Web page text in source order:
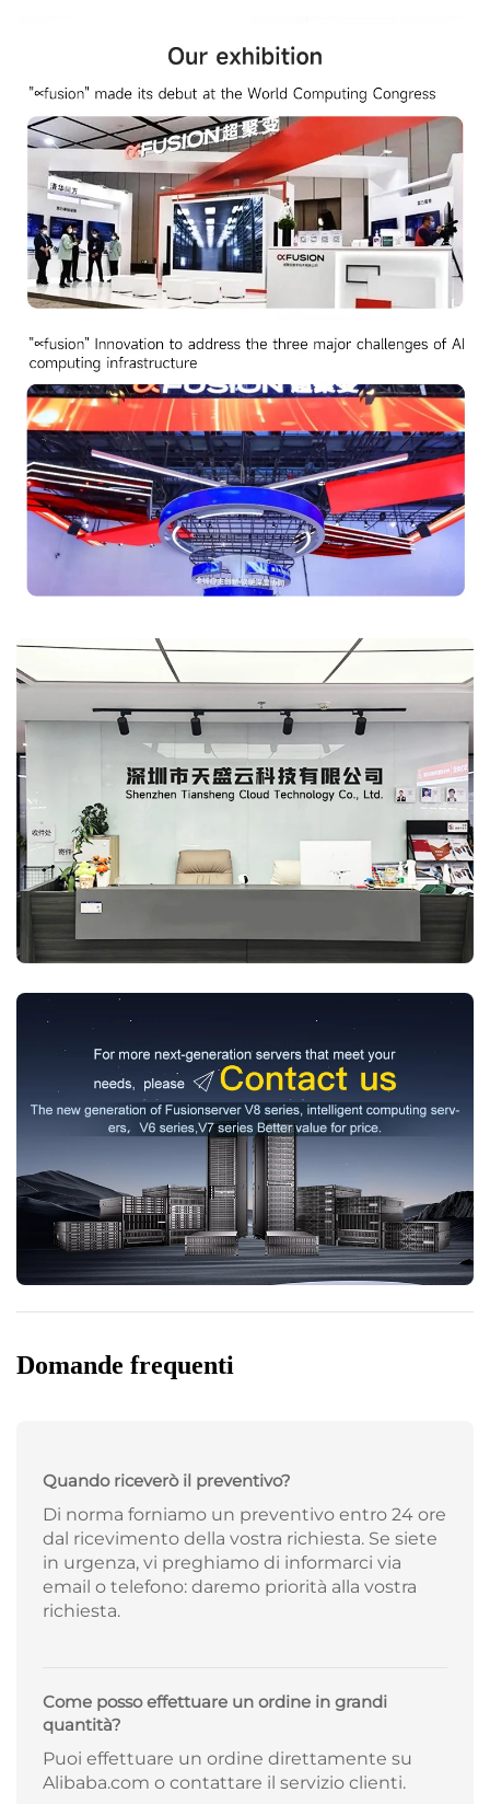
Domande frequenti
Quando riceverò il preventivo?
Di norma forniamo un preventivo entro 24 ore
dal ricevimento della vostra richiesta. Se siete
in urgenza, vi preghiamo di informarci via
email o telefono: daremo priorità alla vostra
richiesta.
Come posso effettuare un ordine in grandi
quantità?
Puoi effettuare un ordine direttamente su
Alibaba.com o contattare il servizio clienti.